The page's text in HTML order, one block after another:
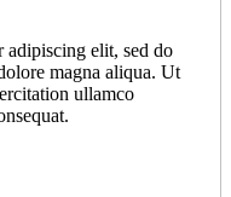
adipiscing elit, sed do
magna aliqua. Ut
ullamco